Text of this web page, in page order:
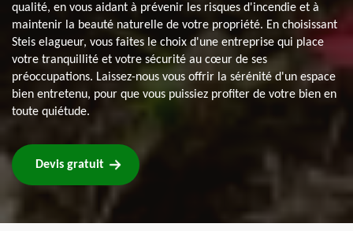
qualité, en vous aidant à prévenir les risques d'incendie et à
maintenir la beauté naturelle de votre propriété. En choisissant
Steis elagueur, vous faites le choix d'une entreprise qui place
votre tranquillité et votre sécurité au cœur de ses
préoccupations. Laissez-nous vous offrir la sérénité d'un espace
bien entretenu, pour que vous puissiez profiter de votre bien en
toute quiétude.
Devis gratuit